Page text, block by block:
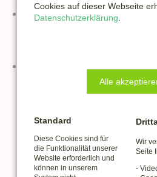
2020
November 2019
September 2019
Mai 2019
April 2019
März 2019
Cookies auf dieser Webseite
Datenschutzerklärung
Alle
Standard
Diese Cookies sind für
die Funktionalität unserer
Website erforderlich und
können in unserem
Wir
Seite
-